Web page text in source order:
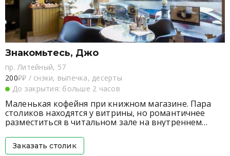
Знакомьтесь, Джо
пр. Литейный, 57
200₽₽ / снэки, выпечка, десерты
До закрытия: больше 2 часов
Маленькая кофейня при книжном магазине. Пара
столиков находятся у витрины, но романтичнее
разместиться в читальном зале на внутреннем
числе альтернативу и авторские напитки, в
дополнение предложат эклеры, маффины, печенье.
Заказать столик